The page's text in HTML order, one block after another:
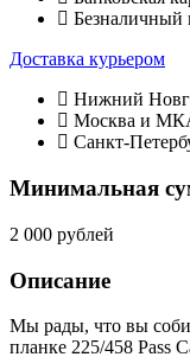
Безналичный
Доставка курьером
Нижний
Москва и
Санкт-
Минимальная
2 000 рублей
Описание
Мы рады, что вы
планке 225/458 Pass